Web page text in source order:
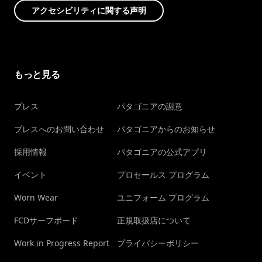
アクセシビリティに関する声明
もっと見る
プレス
プレスへのお問い合わせ
採用情報
イベント
Worn Wear
FCDサーフボード
Work in Progress Report
パタゴニアの謝意
パタゴニアからのお知らせ
パタゴニアの公式アプリ
プロセールス プログラム
ユニフォーム プログラム
正規取扱店について
プライバシーポリシー